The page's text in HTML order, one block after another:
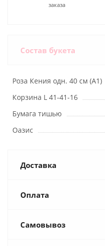
заказа
Состав букета
Роза Кения одн. 40 см (А1)
Корзина L 41-41-16
Бумага тишью
Оазис
Доставка
Оплата
Самовывоз